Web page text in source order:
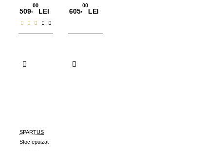
Sertare
509,
00
LEI 605,
00
LEI
SPARTUS
Stoc epuizat